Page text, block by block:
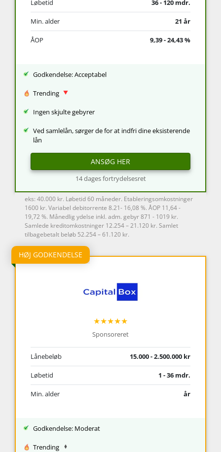
Løbetid 36 - 120 mdr.
Min. alder 21 år
ÅOP 9,39 - 24,43 %
Godkendelse: Acceptabel
Trending
Ingen skjulte gebyrer
Ved samlelån, sørger de for at indfri dine eksisterende
lån
ANSØG HER
14 dages fortrydelsesret
eks: 40.000 kr. Løbetid 60 måneder. Etableringsomkostninger
1600 kr. Variabel debitorrente 8.21- 16,08 %. ÅOP 11,64 -
19,72 %. Månedlig ydelse inkl. adm. gebyr 871 - 1019 kr.
Samlede kreditomkostninger 12.254 – 21.120 kr. Samlet
tilbagebetalt beløb 52.254 – 61.120 kr.
HØJ GODKENDELSE
★★★★★
Sponsoreret
Lånebeløb 15.000 - 2.500.000 kr
Løbetid 1 - 36 mdr.
Min. alder år
Godkendelse: Moderat
Trending